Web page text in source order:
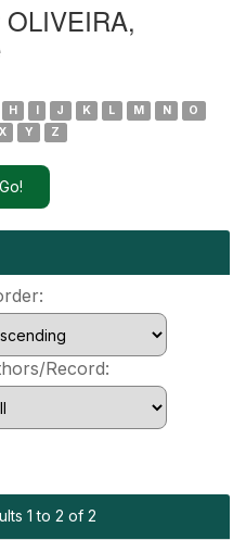
H I J K L M N
O
X Y Z
Record:
1 to 2 of 2